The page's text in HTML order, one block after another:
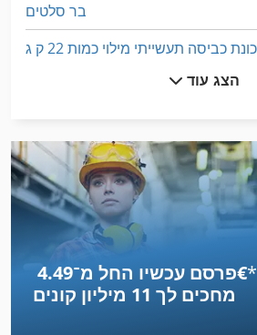
בר סלטים
מכונה משולבת
מכונות כיפוף-גליל של צלחת פנים
מכונות סלילת כבישים ומכשורם
מכוניות
הצג עוד
פרסם עכשיו החל מ־‏4.49 ‏€*
מחכים לך 11 מיליון קונים